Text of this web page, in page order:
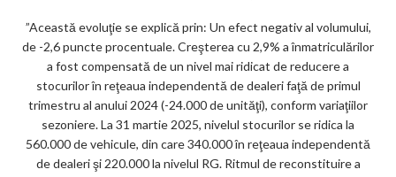
”Această evoluţie se explică prin: Un efect negativ al volumului,
de -2,6 puncte procentuale. Creşterea cu 2,9% a înmatriculărilor
a fost compensată de un nivel mai ridicat de reducere a
stocurilor în reţeaua independentă de dealeri faţă de primul
trimestru al anului 2024 (-24.000 de unităţi), conform variaţiilor
sezoniere. La 31 martie 2025, nivelul stocurilor se ridica la
560.000 de vehicule, din care 340.000 în reţeaua independentă
de dealeri şi 220.000 la nivelul RG. Ritmul de reconstituire a